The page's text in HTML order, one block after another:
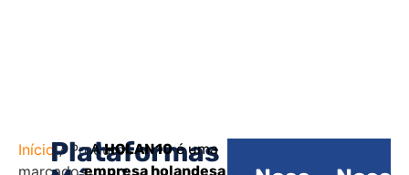
Início / Produtos
marcados
Plataformas
AHOLAN10é uma
empresa holandesa